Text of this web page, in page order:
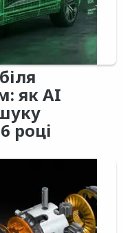
як AI
році